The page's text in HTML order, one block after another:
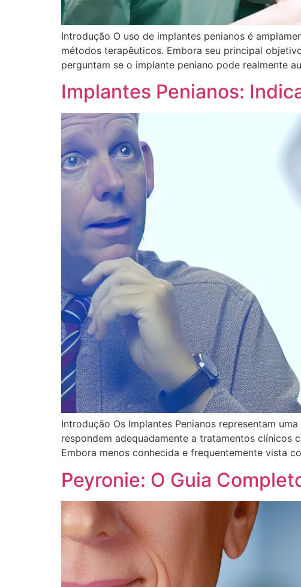
Introdução O uso de implantes penianos é
métodos terapêuticos. Embora seu principal
perguntam se o implante peniano pode realmente
Implantes Penianos:
Introdução Os Implantes Penianos representam
respondem adequadamente a tratamentos clínicos
Embora menos conhecida e frequentemente vista
Peyronie: O Guia